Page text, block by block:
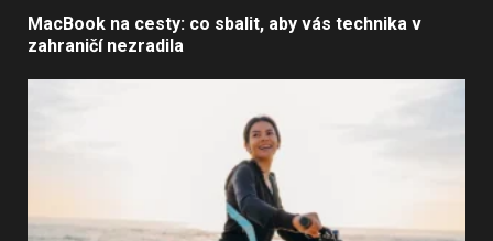
MacBook na cesty: co sbalit, aby vás technika v
zahraničí nezradila